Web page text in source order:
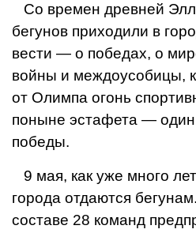
Со времен древней
бегунов приходили в
вести — о победах, о
войны и междоусобицы,
от Олимпа огонь
поныне эстафета —
победы.
9 мая, как уже много
города отдаются
составе 28 команд